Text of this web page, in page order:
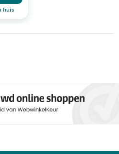
huis